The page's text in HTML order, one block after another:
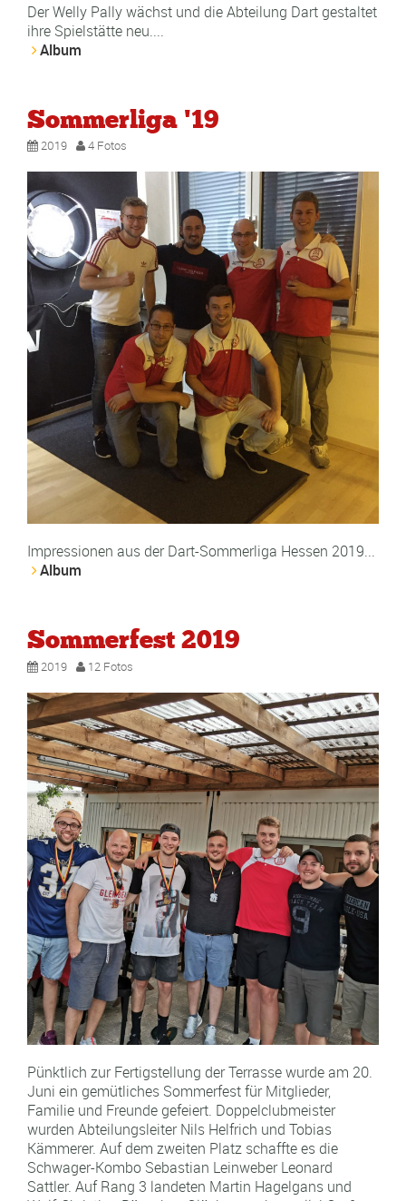
Der Welly Pally wächst und die Abteilung Dart gestaltet
ihre Spielstätte neu....
Album
Sommerliga '19
2019 4 Fotos
Impressionen aus der Dart-Sommerliga Hessen 2019...
Album
Sommerfest 2019
2019 12 Fotos
Pünktlich zur Fertigstellung der Terrasse wurde am 20.
Juni ein gemütliches Sommerfest für Mitglieder,
Familie und Freunde gefeiert. Doppelclubmeister
wurden Abteilungsleiter Nils Helfrich und Tobias
Kämmerer. Auf dem zweiten Platz schaffte es die
Schwager-Kombo Sebastian Leinweber Leonard
Sattler. Auf Rang 3 landeten Martin Hagelgans und